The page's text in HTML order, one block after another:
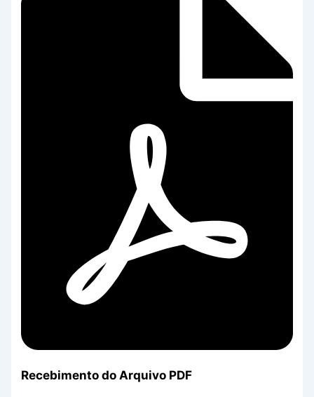
Recebimento do Arquivo PDF